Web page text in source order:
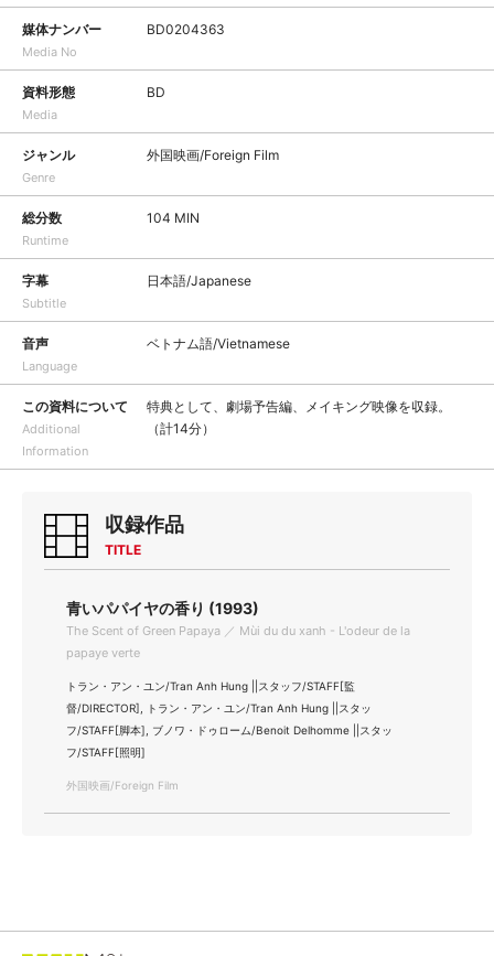
媒体ナンバー
Media No
BD0204363
資料形態
Media
BD
ジャンル
Genre
外国映画/Foreign Film
総分数
Runtime
104 MIN
字幕
Subtitle
日本語/Japanese
音声
Language
ベトナム語/Vietnamese
この資料について
Additional
Information
特典として、劇場予告編、メイキング映像を収録。
（計14分）
収録作品
TITLE
青いパパイヤの香り (1993)
The Scent of Green Papaya ／ Mùi du du xanh - L'odeur de la
papaye verte
トラン・アン・ユン/Tran Anh Hung ||スタッフ/STAFF[監
督/DIRECTOR], トラン・アン・ユン/Tran Anh Hung ||スタッ
フ/STAFF[脚本], ブノワ・ドゥローム/Benoit Delhomme ||スタッ
フ/STAFF[照明]
外国映画/Foreign Film